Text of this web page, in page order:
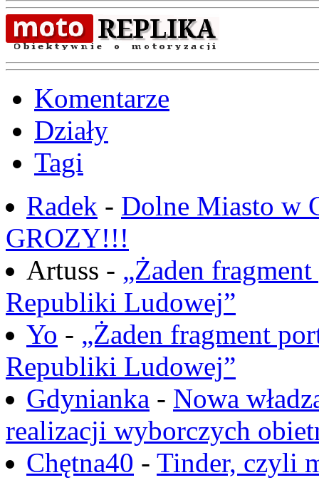
Komentarze
Działy
Tagi
Radek - Dolne Miasto w
GROZY!!!
Artuss - „Żaden
Republiki Ludowej”
Yo - „Żaden fragment
Republiki Ludowej”
Gdynianka - Nowa
realizacji wyborczych
Chętna40 - Tinder, czyli